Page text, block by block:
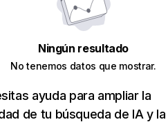
Ningún resultado
No tenemos datos que mostrar.
ayuda para ampliar la
de tu búsqueda de IA y la